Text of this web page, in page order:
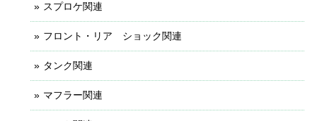
スプロケ関連
フロント・リア ショック関連
タンク関連
マフラー関連